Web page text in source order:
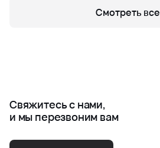
Смотреть все
Свяжитесь с нами,
и мы перезвоним вам